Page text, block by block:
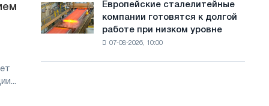
рынке
стали
на
Европейские
сталелитейные
компании
Европейские сталелитейные
компании готовятся к долгой
работе при низком уровне
07-08-2026, 10:00